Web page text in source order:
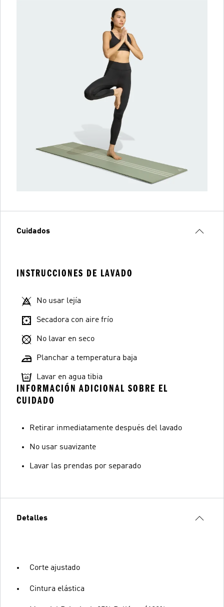
Cuidados
INSTRUCCIONES DE LAVADO
No usar lejía
Secadora con aire frío
No lavar en seco
Planchar a temperatura baja
Lavar en agua tibia
INFORMACIÓN ADICIONAL SOBRE EL
CUIDADO
Retirar inmediatamente después del lavado
No usar suavizante
Lavar las prendas por separado
Detalles
Corte ajustado
Cintura elástica